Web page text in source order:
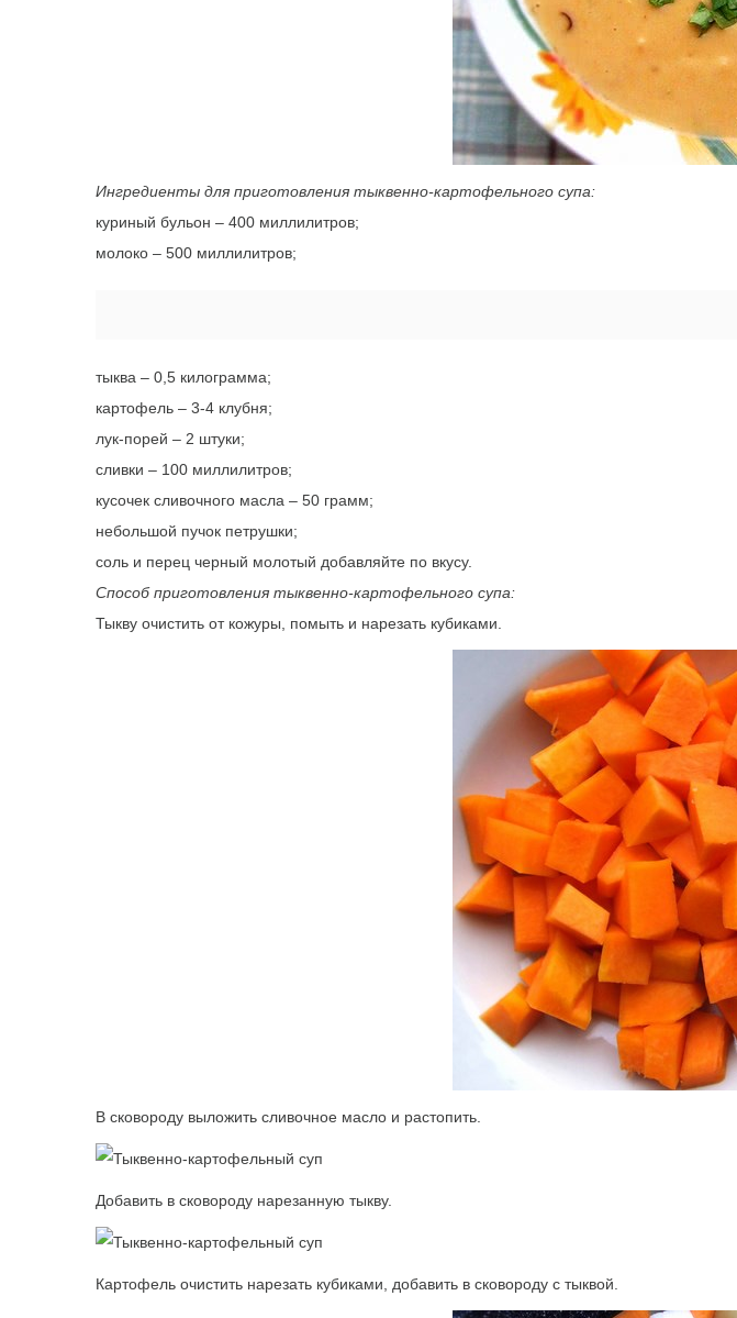
Ингредиенты для приготовления тыквенно-картофельного супа:
куриный бульон – 400 миллилитров;
молоко – 500 миллилитров;
тыква – 0,5 килограмма;
картофель – 3-4 клубня;
лук-порей – 2 штуки;
сливки – 100 миллилитров;
кусочек сливочного масла – 50 грамм;
небольшой пучок петрушки;
соль и перец черный молотый добавляйте по вкусу.
Способ приготовления тыквенно-картофельного супа:
Тыкву очистить от кожуры, помыть и нарезать кубиками.
В сковороду выложить сливочное масло и растопить.
Добавить в сковороду нарезанную тыкву.
Картофель очистить нарезать кубиками, добавить в сковороду с тыквой.